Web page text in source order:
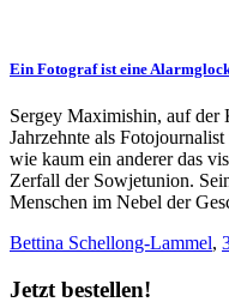
Ein Fotograf ist eine
Sergey Maximishin, auf der
Jahrzehnte als
wie kaum ein anderer das
Zerfall der Sowjetunion.
Menschen im Nebel der
Bettina Schellong-Lammel,
Jetzt bestellen!